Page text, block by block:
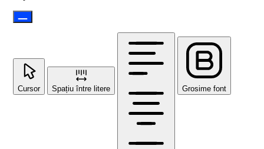
Cursor Spațiu între litere Grosime font